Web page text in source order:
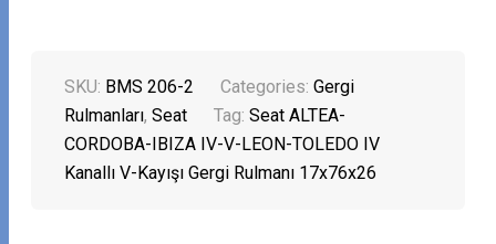
SKU: BMS 206-2 Categories:Gergi
Rulmanları,Seat Tag:Seat ALTEA-
CORDOBA-IBIZA IV-V-LEON-TOLEDO IV
Kanallı V-Kayışı Gergi Rulmanı 17x76x26